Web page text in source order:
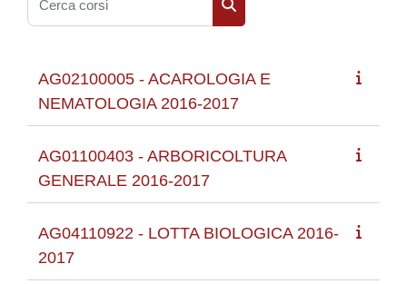
Cerca corsi
AG02100005 - ACAROLOGIA E
NEMATOLOGIA 2016-2017
AG01100403 - ARBORICOLTURA
GENERALE 2016-2017
AG04110922 - LOTTA BIOLOGICA 2016-
2017